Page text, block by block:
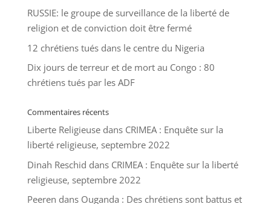
RUSSIE: le groupe de surveillance de la liberté de
religion et de conviction doit être fermé
12 chrétiens tués dans le centre du Nigeria
Dix jours de terreur et de mort au Congo : 80
chrétiens tués par les ADF
Commentaires récents
Liberte Religieusedans CRIMEA : Enquête sur la
liberté religieuse, septembre 2022
Dinah Reschid dans CRIMEA : Enquête sur la liberté
religieuse, septembre 2022
Peeren dans Ouganda : Des chrétiens sont battus et